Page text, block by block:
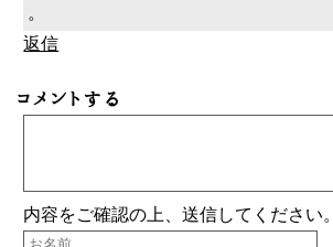
。
返信
コメントする
内容をご確認の上、送信してください。